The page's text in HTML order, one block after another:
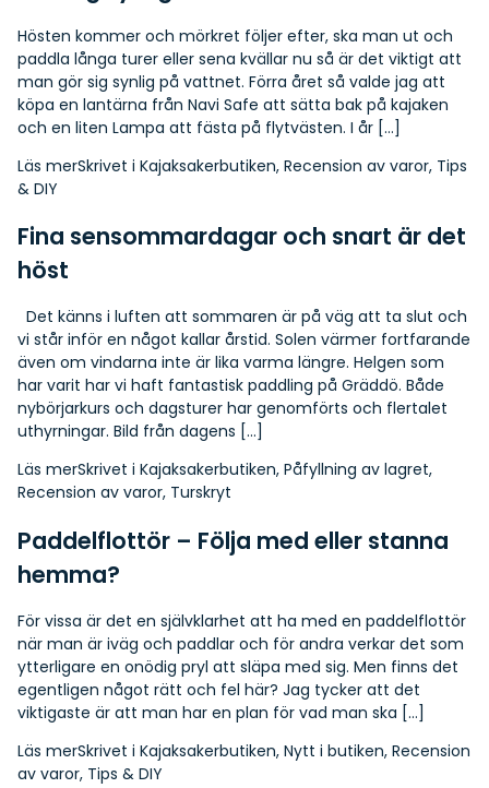
Hösten kommer och mörkret följer efter, ska man ut och
paddla långa turer eller sena kvällar nu så är det viktigt att
man gör sig synlig på vattnet. Förra året så valde jag att
köpa en lantärna från Navi Safe att sätta bak på kajaken
och en liten Lampa att fästa på flytvästen. I år […]
Läs merSkrivet i Kajaksakerbutiken, Recension av varor, Tips
& DIY
Fina sensommardagar och snart är det
höst
Det känns i luften att sommaren är på väg att ta slut och
vi står inför en något kallar årstid. Solen värmer fortfarande
även om vindarna inte är lika varma längre. Helgen som
har varit har vi haft fantastisk paddling på Gräddö. Både
nybörjarkurs och dagsturer har genomförts och flertalet
uthyrningar. Bild från dagens […]
Läs merSkrivet i Kajaksakerbutiken, Påfyllning av lagret,
Recension av varor, Turskryt
Paddelflottör – Följa med eller stanna
hemma?
För vissa är det en självklarhet att ha med en paddelflottör
när man är iväg och paddlar och för andra verkar det som
ytterligare en onödig pryl att släpa med sig. Men finns det
egentligen något rätt och fel här? Jag tycker att det
viktigaste är att man har en plan för vad man ska […]
Läs merSkrivet i Kajaksakerbutiken, Nytt i butiken, Recension
av varor, Tips & DIY